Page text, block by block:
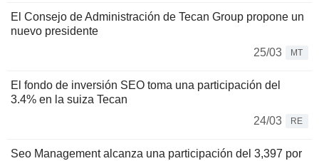
El Consejo de Administración de Tecan Group propone un
nuevo presidente
25/03
MT
El fondo de inversión SEO toma una participación del
3.4% en la suiza Tecan
24/03
RE
Seo Management alcanza una participación del 3,397 por